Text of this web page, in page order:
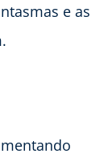
e as